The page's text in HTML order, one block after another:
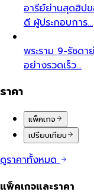
อารีย์ย่านสุดฮิป
ดี ผู้ประกอบการ…
พระราม 9-รัชดา
อย่างรวดเร็ว…
ราคา
แพ็คเกจ
เปรียบเทียบ
ดูราคาทั้งหมด
แพ็คเกจและราคา